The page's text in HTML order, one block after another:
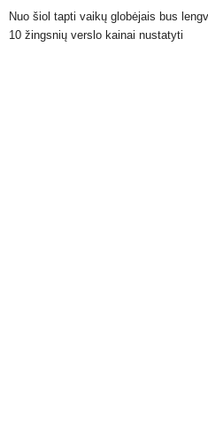
Nuo šiol tapti vaikų globėjais bus
10 žingsnių verslo kainai nustatyti